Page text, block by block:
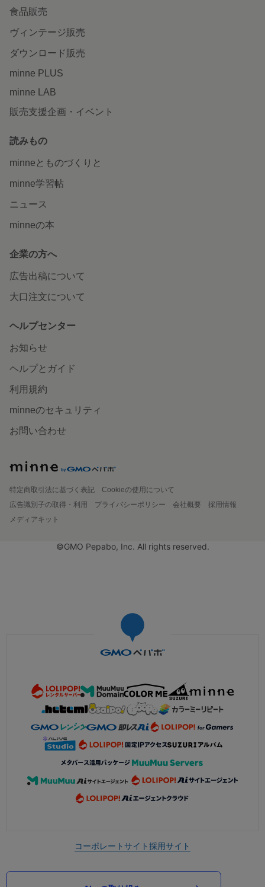
食品販売
ヴィンテージ販売
ダウンロード販売
minne PLUS
minne LAB
販売支援企画・イベント
読みもの
minneとものづくりと
minne学習帖
ニュース
minneの本
企業の方へ
広告出稿について
大口注文について
ヘルプセンター
お知らせ
ヘルプとガイド
利用規約
minneのセキュリティ
お問い合わせ
特定商取引法に基づく表記
Cookieの使用について
広告識別子の取得・利用
プライバシーポリシー 会社概要
採用情報
メディアキット
©GMO Pepabo, Inc. All rights reserved.
コーポレートサイト採用サイト